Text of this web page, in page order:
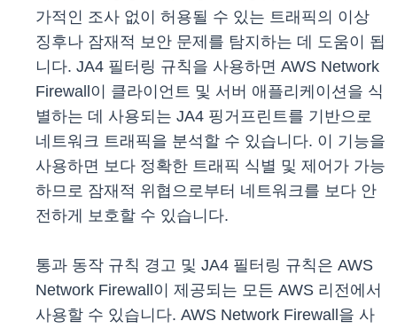
가적인 조사 없이 허용될 수 있는 트래픽의 이상
징후나 잠재적 보안 문제를 탐지하는 데 도움이 됩
니다. JA4 필터링 규칙을 사용하면 AWS Network
Firewall이 클라이언트 및 서버 애플리케이션을 식
별하는 데 사용되는 JA4 핑거프린트를 기반으로
네트워크 트래픽을 분석할 수 있습니다. 이 기능을
사용하면 보다 정확한 트래픽 식별 및 제어가 가능
하므로 잠재적 위협으로부터 네트워크를 보다 안
전하게 보호할 수 있습니다.
통과 동작 규칙 경고 및 JA4 필터링 규칙은 AWS
Network Firewall이 제공되는 모든 AWS 리전에서
사용할 수 있습니다. AWS Network Firewall을 사